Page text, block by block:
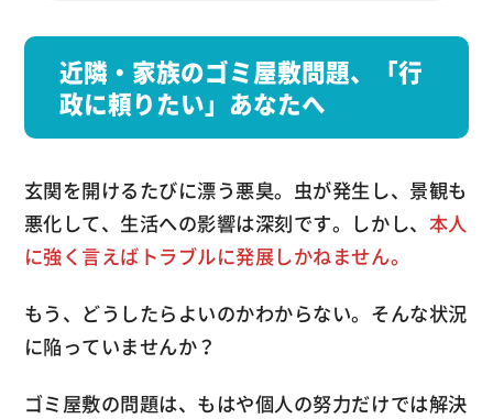
近隣・家族のゴミ屋敷問題、「行
政に頼りたい」あなたへ
玄関を開けるたびに漂う悪臭。虫が発生し、景観も
悪化して、生活への影響は深刻です。しかし、 本人
に強く言えばトラブルに発展しかねません。
もう、どうしたらよいのかわからない。そんな状況
に陥っていませんか？
ゴミ屋敷の問題は、もはや個人の努力だけでは解決